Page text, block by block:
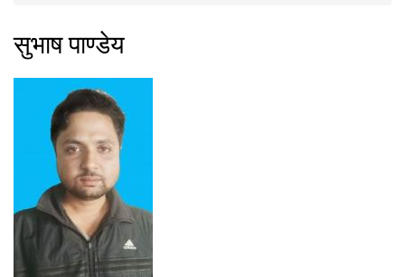
सुभाष पाण्डेय